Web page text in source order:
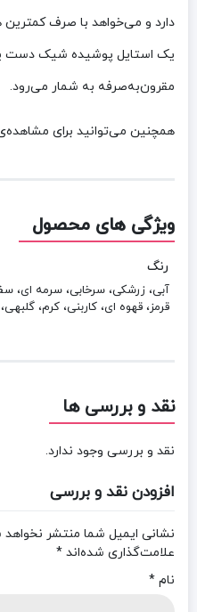
دارد و می‌خواهد با صرف
یک استایل پوشیده شیک دست
مقرون‌به‌صرفه به شمار می‌رود.
همچنین می‌توانید برای مشاهده‌ی
ویژگی های محصول
رنگ
آبی، زرشکی، سرخابی، سرمه ای،
قرمز، قهوه ای، کاربنی، کرم،
نقد و بررسی ها
نقد و بررسی وجود ندارد.
افزودن نقد و بررسی
نشانی ایمیل شما منتشر
علامت‌گذاری شده‌اند *
نام *